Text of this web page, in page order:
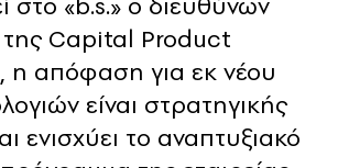
Capital Product
η απόφαση για εκ νέου
είναι στρατηγικής
ενισχύει το αναπτυξιακό